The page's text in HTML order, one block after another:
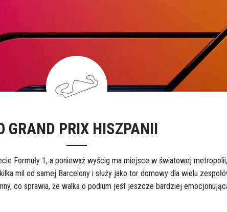
GRAND PRIX HISZPANII
Formuły 1, a ponieważ wyścig ma miejsce w światowej
mil od samej Barcelony i służy jako tor domowy dla wielu
co sprawia, że ​​walka o podium jest jeszcze bardziej